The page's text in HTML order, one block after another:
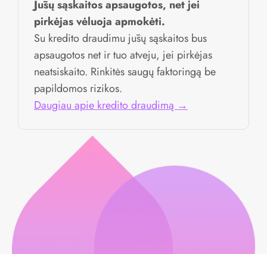
Jūsų sąskaitos apsaugotos, net jei
pirkėjas vėluoja apmokėti.
Su kredito draudimu jūsų sąskaitos bus
apsaugotos net ir tuo atveju, jei pirkėjas
neatsiskaito. Rinkitės saugų faktoringą be
papildomos rizikos.
Daugiau apie kredito draudimą →